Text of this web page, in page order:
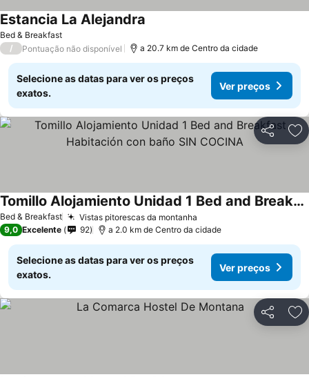
Bed & Breakfast
Estancia La Alejandra
/ Pontuação não disponível a 20.7 km de Centro da cidade
Selecione as datas para ver os preços
exatos.
Ver preços
Partilhar
Bed & Breakfast Vistas pitorescas da montanha
Tomillo Alojamiento Unidad 1 Bed and Breakfast Habitación con baño SIN COCINA
9,0 Excelente 92 a 2.0 km de Centro da cidade
Selecione as datas para ver os preços
exatos.
Ver preços
Partilhar